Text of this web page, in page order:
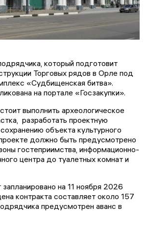
который подготовит
Торговых рядов в Орле под
«Судбищенская битва».
на портале «Госзакупки».
выполнить археологическое
разработать проектную
объекта культурного
должно быть предусмотрено
гостеприимства, информационно-
центра до туалетных комнат и
на 11 ноября 2026
контракта составляет около 157
предусмотрен аванс в